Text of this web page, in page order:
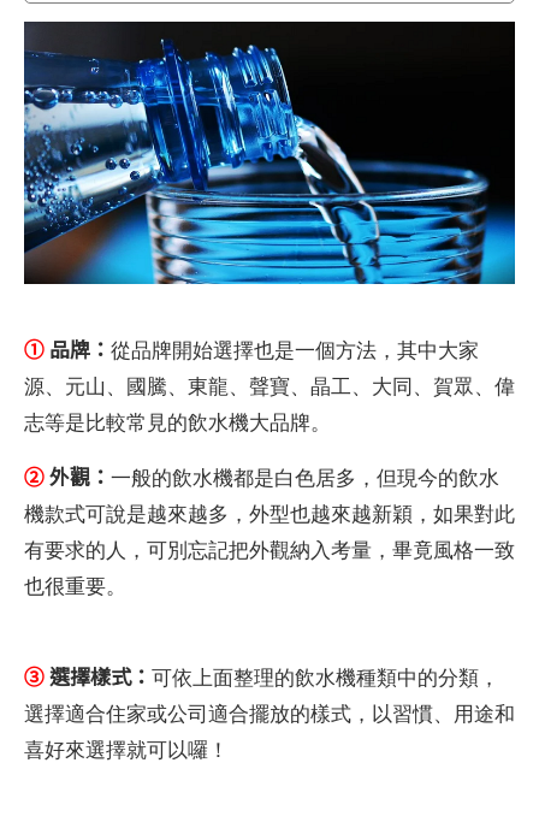
① 品牌： 從品牌開始選擇也是一個方法，其中大家
源、元山、國騰、東龍、聲寶、晶工、大同、賀眾、偉
志等是比較常見的飲水機大品牌。
②外觀： 一般的飲水機都是白色居多，但現今的飲水
機款式可說是越來越多，外型也越來越新穎，如果對此
有要求的人，可別忘記把外觀納入考量，畢竟風格一致
也很重要。
③選擇樣式： 可依上面整理的飲水機種類中的分類，
選擇適合住家或公司適合擺放的樣式，以習慣、用途和
喜好來選擇就可以囉！